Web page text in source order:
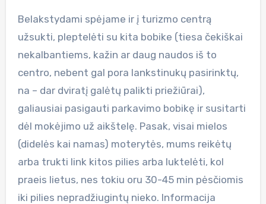
Belakstydami spėjame ir į turizmo centrą
užsukti, pleptelėti su kita bobike (tiesa čekiškai
nekalbantiems, kažin ar daug naudos iš to
centro, nebent gal pora lankstinukų pasirinktų,
na – dar dviratį galėtų palikti priežiūrai),
galiausiai pasigauti parkavimo bobikę ir susitarti
dėl mokėjimo už aikštelę. Pasak, visai mielos
(didelės kai namas) moterytės, mums reikėtų
arba trukti link kitos pilies arba luktelėti, kol
praeis lietus, nes tokiu oru 30-45 min pėsčiomis
iki pilies nepradžiugintų nieko. Informacija